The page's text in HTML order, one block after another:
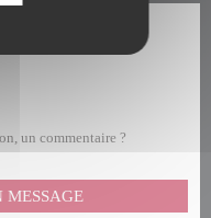
un commentaire ?
MESSAGE